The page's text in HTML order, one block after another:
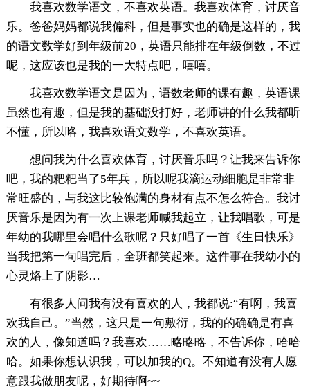
我喜欢数学语文，不喜欢英语。我喜欢体育，讨厌音
乐。爸爸妈妈都说我偏科，但是事实也的确是这样的，我
的语文数学好到年级前20，英语只能排在年级倒数，不过
呢，这应该也是我的一大特点吧，嘻嘻。
我喜欢数学语文是因为，语数老师的课有趣，英语课
虽然也有趣，但是我的基础没打好，老师讲的什么我都听
不懂，所以咯，我喜欢语文数学，不喜欢英语。
想问我为什么喜欢体育，讨厌音乐吗？让我来告诉你
吧，我的粑粑当了5年兵，所以呢我滴运动细胞是非常非
常旺盛的，与我这比较饱满的身材有点不怎么符合。我讨
厌音乐是因为有一次上课老师喊我起立，让我唱歌，可是
年幼的我哪里会唱什么歌呢？只好唱了一首《生日快乐》
当我把第一句唱完后，全班都笑起来。这件事在我幼小的
心灵烙上了阴影…
有很多人问我有没有喜欢的人，我都说:“有啊，我喜
欢我自己。”当然，这只是一句敷衍，我的的确确是有喜
欢的人，像知道吗？我喜欢……略略略，不告诉你，哈哈
哈。如果你想认识我，可以加我的Q。不知道有没有人愿
意跟我做朋友呢，好期待啊~~